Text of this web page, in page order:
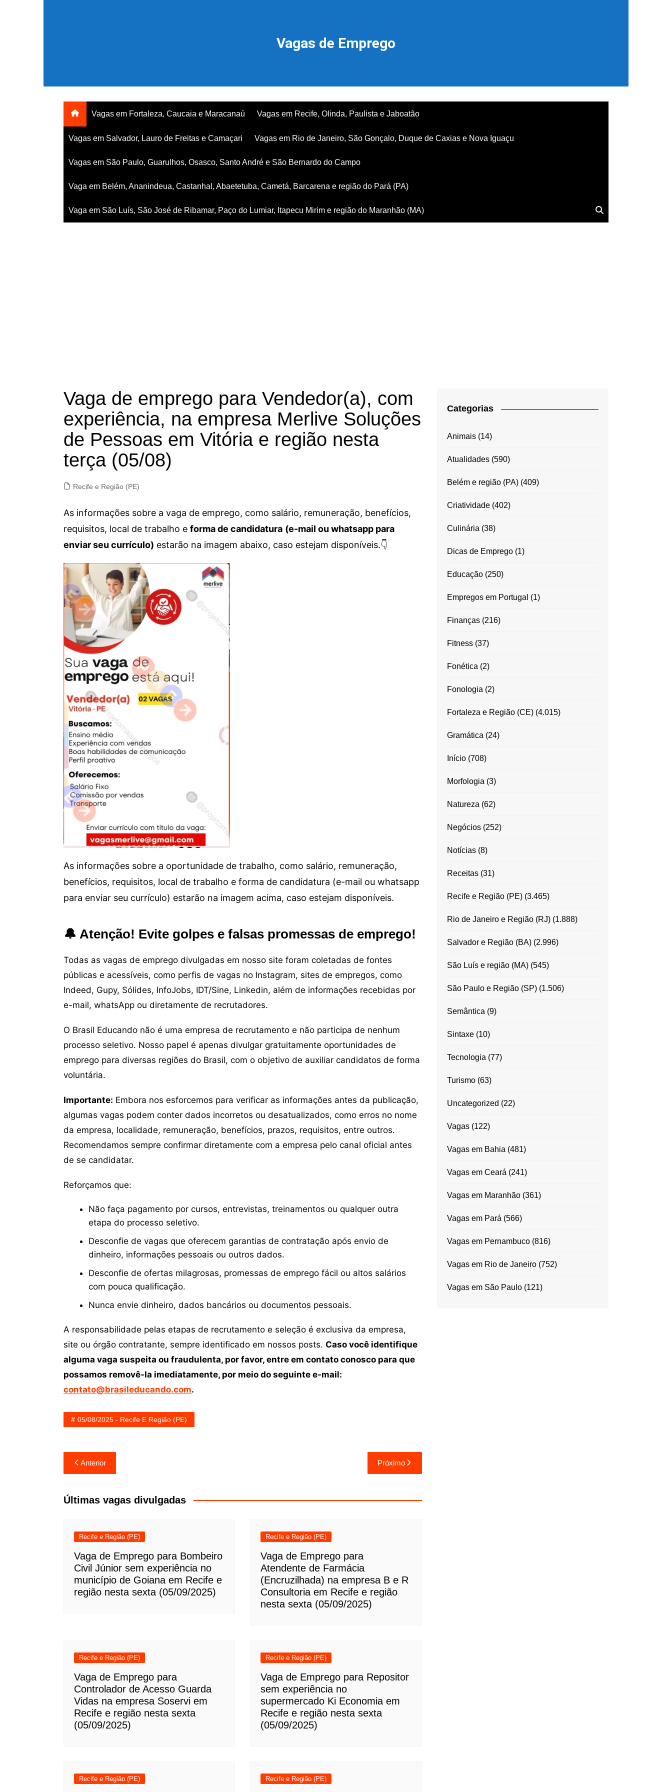
Vagas de Emprego
Vagas em Fortaleza, Caucaia e Maracanaú Vagas em Recife, Olinda, Paulista e Jaboatão
Vagas em Salvador, Lauro de Freitas e Camaçari Vagas em Rio de Janeiro, São Gonçalo, Duque de Caxias e Nova Iguaçu
Vagas em São Paulo, Guarulhos, Osasco, Santo André e São Bernardo do Campo
Vaga em Belém, Ananindeua, Castanhal, Abaetetuba, Cametá, Barcarena e região do Pará (PA)
Vaga em São Luís, São José de Ribamar, Paço do Lumiar, Itapecu Mirim e região do Maranhão (MA)
Vaga de emprego para Vendedor(a), com
experiência, na empresa Merlive Soluções
de Pessoas em Vitória e região nesta
terça (05/08)
Recife e Região (PE)
As informações sobre a vaga de emprego, como salário, remuneração, benefícios,
requisitos, local de trabalho e forma de candidatura (e-mail ou whatsapp para
enviar seu currículo) estarão na imagem abaixo, caso estejam disponíveis.👇
As informações sobre a oportunidade de trabalho, como salário, remuneração,
benefícios, requisitos, local de trabalho e forma de candidatura (e-mail ou whatsapp
para enviar seu currículo) estarão na imagem acima, caso estejam disponíveis.
🔔 Atenção! Evite golpes e falsas promessas de emprego!
Todas as vagas de emprego divulgadas em nosso site foram coletadas de fontes
públicas e acessíveis, como perfis de vagas no Instagram, sites de empregos, como
Indeed, Gupy, Sólides, InfoJobs, IDT/Sine, Linkedin, além de informações recebidas por
e-mail, whatsApp ou diretamente de recrutadores.
O Brasil Educando não é uma empresa de recrutamento e não participa de nenhum
processo seletivo. Nosso papel é apenas divulgar gratuitamente oportunidades de
emprego para diversas regiões do Brasil, com o objetivo de auxiliar candidatos de forma
voluntária.
Importante: Embora nos esforcemos para verificar as informações antes da publicação,
algumas vagas podem conter dados incorretos ou desatualizados, como erros no nome
da empresa, localidade, remuneração, benefícios, prazos, requisitos, entre outros.
Recomendamos sempre confirmar diretamente com a empresa pelo canal oficial antes
de se candidatar.
Reforçamos que:
Não faça pagamento por cursos, entrevistas, treinamentos ou qualquer outra
etapa do processo seletivo.
Desconfie de vagas que oferecem garantias de contratação após envio de
dinheiro, informações pessoais ou outros dados.
Desconfie de ofertas milagrosas, promessas de emprego fácil ou altos salários
com pouca qualificação.
Nunca envie dinheiro, dados bancários ou documentos pessoais.
A responsabilidade pelas etapas de recrutamento e seleção é exclusiva da empresa,
site ou órgão contratante, sempre identificado em nossos posts. Caso você identifique
alguma vaga suspeita ou fraudulenta, por favor, entre em contato conosco para que
possamos removê-la imediatamente, por meio do seguinte e-mail:
contato@brasileducando.com.
05/08/2025 - Recife E Região (PE)
Navegação
de
Post
Anterior Próximo
Últimas vagas divulgadas
Recife e Região (PE)
Vaga de Emprego para Bombeiro
Civil Júnior sem experiência no
município de Goiana em Recife e
região nesta sexta (05/09/2025)
Recife e Região (PE)
Vaga de Emprego para
Atendente de Farmácia
(Encruzilhada) na empresa B e R
Consultoria em Recife e região
nesta sexta (05/09/2025)
Recife e Região (PE)
Vaga de Emprego para
Controlador de Acesso Guarda
Vidas na empresa Soservi em
Recife e região nesta sexta
(05/09/2025)
Recife e Região (PE)
Vaga de Emprego para Repositor
sem experiência no
supermercado Ki Economia em
Recife e região nesta sexta
(05/09/2025)
Recife e Região (PE) Recife e Região (PE)
Categorias
Animais(14)
Atualidades(590)
Belém e região (PA)(409)
Criatividade(402)
Culinária (38)
Dicas de Emprego(1)
Educação(250)
Empregos em Portugal (1)
Finanças(216)
Fitness(37)
Fonética (2)
Fonologia (2)
Fortaleza e Região (CE)(4.015)
Gramática (24)
Início(708)
Morfologia (3)
Natureza (62)
Negócios(252)
Notícias(8)
Receitas(31)
Recife e Região (PE)(3.465)
Rio de Janeiro e Região (RJ)(1.888)
Salvador e Região (BA)(2.996)
São Luís e região (MA)(545)
São Paulo e Região (SP)(1.506)
Semântica (9)
Sintaxe(10)
Tecnologia (77)
Turismo(63)
Uncategorized (22)
Vagas(122)
Vagas em Bahia (481)
Vagas em Ceará (241)
Vagas em Maranhão(361)
Vagas em Pará (566)
Vagas em Pernambuco(816)
Vagas em Rio de Janeiro(752)
Vagas em São Paulo(121)